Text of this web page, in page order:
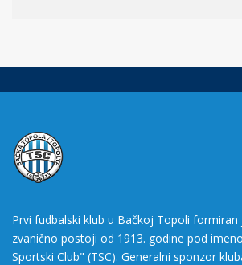
Prvi fudbalski klub u Bačkoj Topoli formiran
zvanično postoji od 1913. godine pod
Sportski Club" (TSC). Generalni sponzor